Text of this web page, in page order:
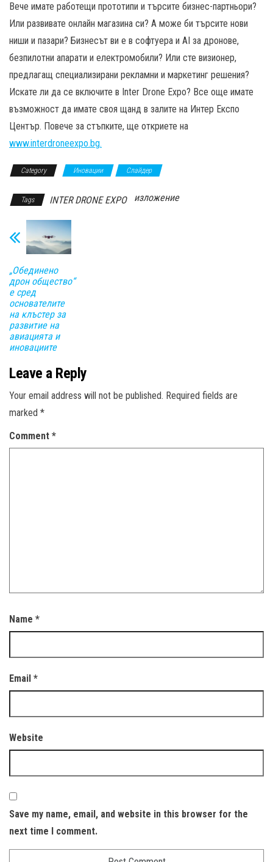
Вече имате работещи прототипи и търсите бизнес-партньори?
Или развивате онлайн магазина си? А може би търсите нови
ниши и пазари? Бизнесът ви е в софтуера и AI за дронове,
безпилотни апарати и електромобили? Или сте визионер,
предлагащ специализирани рекламни и маркетинг решения?
Искате ли да се включите в Inter Drone Expo? Все още имате
възможност да имате своя щанд в залите на Интер Експо
Център. Повече за стъпките, ще откриете на
www.interdroneexpo.bg.
Category Иновации Слайдер
Tags INTER DRONE EXPO изложение
„Обединено
дрон общество“
е сред
основателите
на клъстер за
развитие на
авиацията и
иновациите
Leave a Reply
Your email address will not be published. Required fields are
marked *
Comment *
Name *
Email *
Website
Save my name, email, and website in this browser for the
next time I comment.